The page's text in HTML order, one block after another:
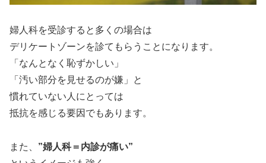
婦人科を受診すると多くの場合は
デリケートゾーンを診てもらうことになります。
「なんとなく恥ずかしい」
「汚い部分を見せるのが嫌」と
慣れていない人にとっては
抵抗を感じる要因でもあります。
また、 ”婦人科＝内診が痛い”